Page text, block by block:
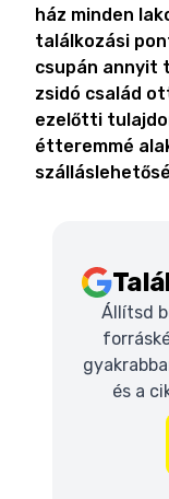
ház minden
találkozási
csupán annyit
zsidó család
ezelőtti
étteremmé
Állítsd
és a